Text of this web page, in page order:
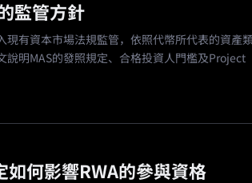
監管方針
有資本市場法規監管，依照代幣所代表的資產
說明MAS的發照規定、合格投資人門檻及Project
何影響RWA的參與資格